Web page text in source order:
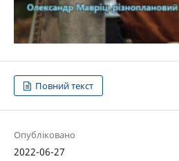
Повний текст
Опубліковано
2022-06-27